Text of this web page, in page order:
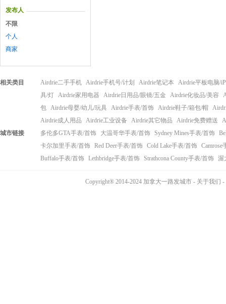
发布人
不限
个人
商家
相关类目 Airdrie二手手机 Airdrie手机号/计划 Airdrie笔记本
Airdrie平板电脑/
具/灯 Airdrie家用电器 Airdrie日用品/眼镜/五金 Airdrie化妆品/美容
包 Airdrie母婴/幼儿/玩具 Airdrie手表/首饰 Airdrie鞋子/箱包/帽
Airdrie成人用品
Airdrie工业设备 Airdrie其它物品 Airdrie免费赠送
城市链接
多伦多GTA手表/首饰 大温哥华手表/首饰 Sydney Mines手表/首饰
卡尔加里手表/首饰
Red Deer手表/首饰 Cold Lake手表/首饰
Camrose
Buffalo手表/首饰
Lethbridge手表/首饰 Strathcona County手表/首饰 渥
Copyright® 2014-2024 加拿大一路发城市 - 关于我们 -